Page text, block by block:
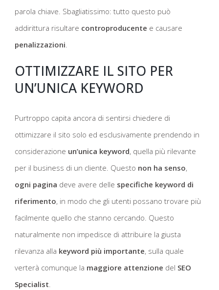
parola chiave. Sbagliatissimo: tutto questo può
addirittura risultare controproducente e causare
penalizzazioni
OTTIMIZZARE IL SITO PER
UN’UNICA KEYWORD
Purtroppo capita ancora di sentirsi chiedere di
ottimizzare il sito solo ed esclusivamente prendendo in
considerazione un’unica keyword, quella più rilevante
per il business di un cliente. Questo non ha senso,
ogni pagina deve avere delle specifiche keyword di
riferimento, in modo che gli utenti possano trovare più
facilmente quello che stanno cercando. Questo
naturalmente non impedisce di attribuire la giusta
rilevanza alla keyword più importante, sulla quale
verterà comunque la maggiore attenzione del SEO
Specialist.